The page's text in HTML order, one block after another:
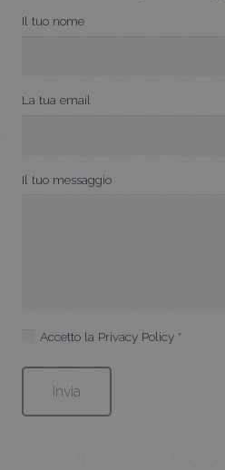
Il tuo nome
La tua email
Il tuo messaggio
Accetto la Privacy Policy *